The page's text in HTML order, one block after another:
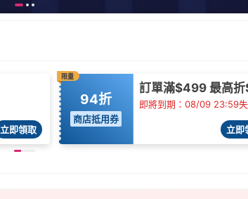
立即領取
限量
94折
商店抵用券
訂單滿$499 最高
即將到期：08/09 23:59
立即